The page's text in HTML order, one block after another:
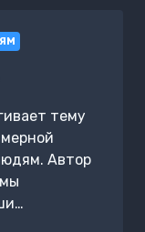
тему
Автор